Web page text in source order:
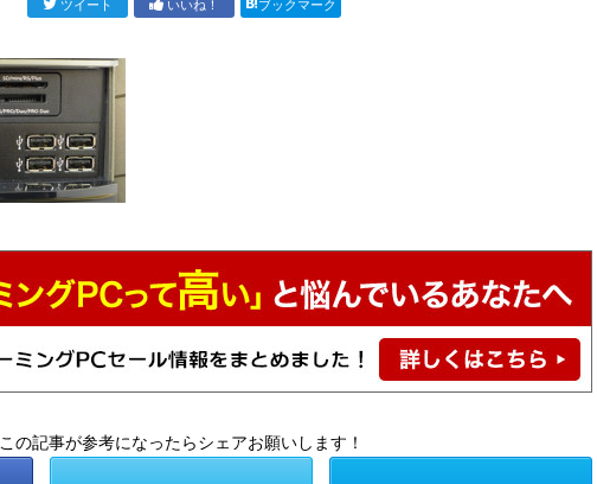
ツイート いいね！ ブックマーク
この記事が参考になったらシェアお願いします！